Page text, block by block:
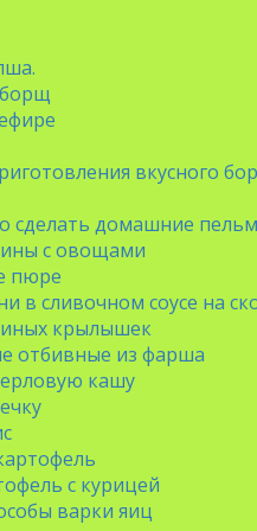
борщ
вкусного
сделать домашние
с овощами
пюре
в сливочном соусе на
крылышек
отбивные из фарша
кашу
с курицей
варки яиц